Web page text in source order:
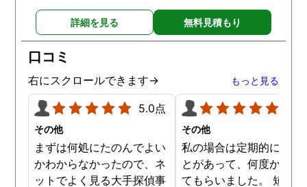
詳細を見る 無料見積もり
口コミ
右にスクロールできます→ もっと見る
5.0点
その他
まずは何処にたのんでよい
かわからなかったので、ネ
ットでよく見る大手探偵事
その他
私の場合は定期的に頼む
とがあって、何度か調査
てもらいました。 短時